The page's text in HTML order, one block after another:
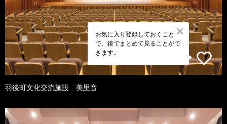
お気に入り登録しておくこと
で、後でまとめて見ることがで
きます。
羽後町文化交流施設 美里音